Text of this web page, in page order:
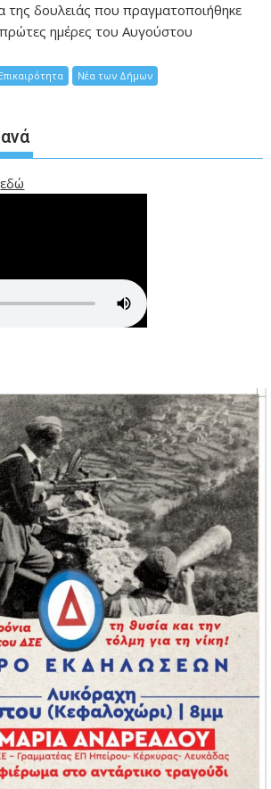
της δουλειάς που πραγματοποιήθηκε
πρώτες ημέρες του Αυγούστου
Επικαιρότητα Νέα των Δήμων
εδώ